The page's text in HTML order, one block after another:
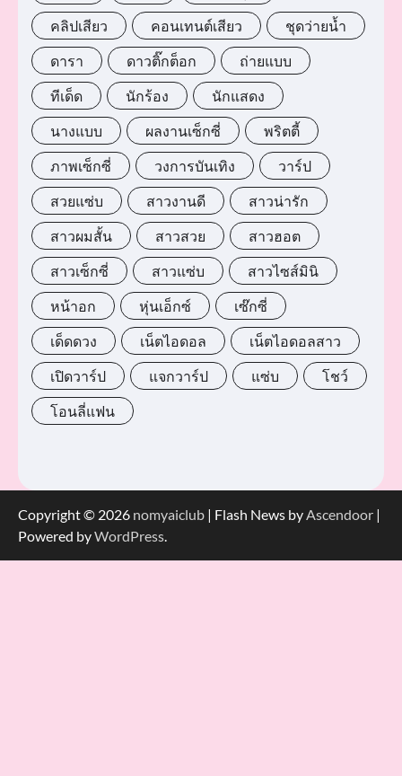
คลิปเสียว คอนเทนต์เสียว ชุดว่ายน้ำ
ดารา ดาวติ๊กต็อก ถ่ายแบบ
ทีเด็ด นักร้อง นักแสดง
นางแบบ ผลงานเซ็กซี่ พริตตี้
ภาพเซ็กซี่ วงการบันเทิง วาร์ป
สวยแซ่บ สาวงานดี สาวน่ารัก
สาวผมสั้น สาวสวย สาวฮอต
สาวเซ็กซี่ สาวแซ่บ สาวไซส์มินิ
หน้าอก หุ่นเอ็กซ์ เซ๊กซี่
เด็ดดวง เน็ตไอดอล เน็ตไอดอลสาว
เปิดวาร์ป แจกวาร์ป แซ่บ โชว์
โอนลี่แฟน
Copyright © 2026 nomyaiclub | Flash News by Ascendoor |
Powered byWordPress